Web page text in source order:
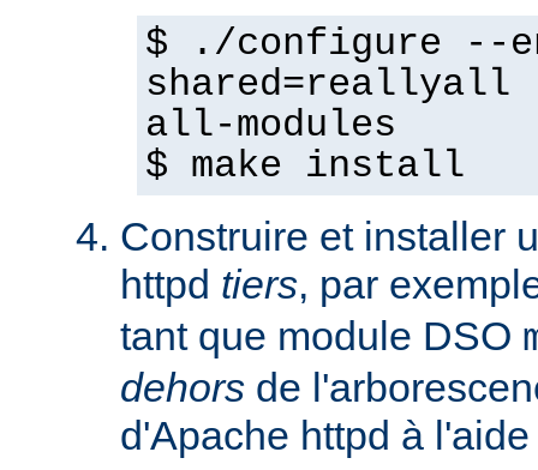
$ ./configure --
shared=reallyall
all-modules
$ make install
Construire et installer
httpd tiers, par
tant que module DSO
dehors de
d'Apache httpd à